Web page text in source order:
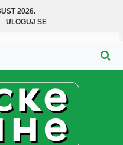
2026.
ULOGUJ SE